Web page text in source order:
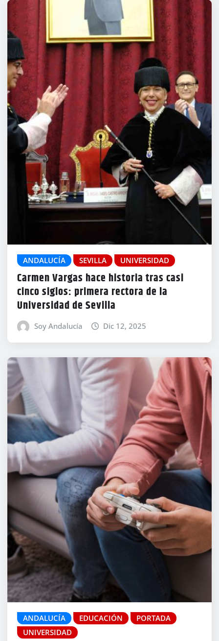
ANDALUCÍA SEVILLA UNIVERSIDAD
Carmen Vargas hace historia tras casi
cinco siglos: primera rectora de la
Universidad de Sevilla
Soy Andalucía Dic 12, 2025
ANDALUCÍA EDUCACIÓN
PORTADA
UNIVERSIDAD